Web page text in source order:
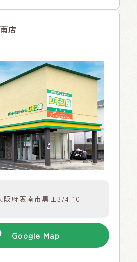
店
阪府阪南市黒田374-10
Google Map